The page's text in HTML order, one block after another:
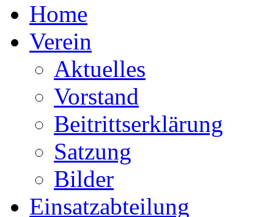
Home
Verein
Aktuelles
Vorstand
Beitrittserklärung
Satzung
Bilder
Einsatzabteilung